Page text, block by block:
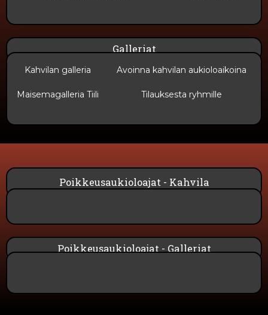
Galleriat
Kahvilan galleria Avoinna kahvilan aukioloaikoina
Maisemagalleria Tiili Tilauksesta ryhmille
Poikkeusaukioloajat - Kahvila
Poikkeusaukioloajat - Galleriat